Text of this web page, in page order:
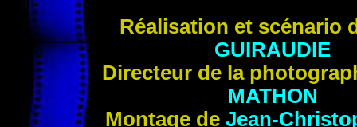
Réalisation et scénario
GUIRAUDIE
Directeur de la
MATHON
Montage de Jean-